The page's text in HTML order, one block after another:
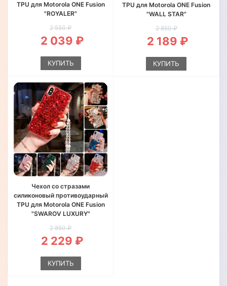
TPU для Motorola ONE Fusion
"ROYALER"
2 550 ₽
2 039 ₽
КУПИТЬ
TPU для Motorola ONE Fusion
"WALL STAR"
2 850 ₽
2 189 ₽
КУПИТЬ
Чехол со стразами
силиконовый противоударный
TPU для Motorola ONE Fusion
"SWAROV LUXURY"
2 850 ₽
2 229 ₽
КУПИТЬ